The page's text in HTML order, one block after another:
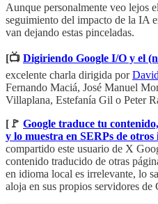
Aunque personalmente veo lejos
seguimiento del impacto de la IA
van dejando estas pinceladas.
[📺 Digiriendo Google I/O y el
excelente charla dirigida por
Fernando Maciá, José Manuel
Villaplana, Estefanía Gil o Peter
[🚩 Google traduce tu
y lo muestra en SERPs de otros
compartido este usuario de X
contenido traducido de otras
en idioma local es irrelevante, lo
aloja en sus propios servidores de